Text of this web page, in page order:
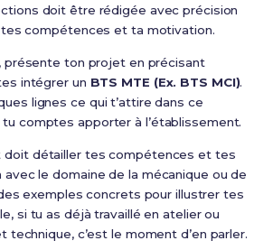
doit être rédigée avec précision
compétences et ta motivation.
présente ton projet en précisant
intégrer un BTS MTE (Ex. BTS MCI).
lignes ce qui t’attire dans ce
comptes apporter à l’établissement.
doit détailler tes compétences et tes
avec le domaine de la mécanique ou de
exemples concrets pour illustrer tes
si tu as déjà travaillé en atelier ou
technique, c’est le moment d’en parler.